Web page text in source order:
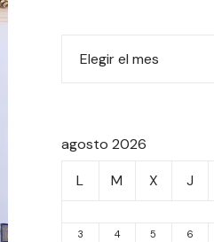
agosto 2026
L
M X J
3
4 5 6